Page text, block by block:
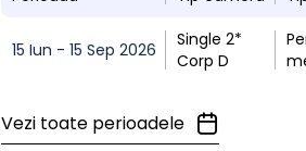
15 Iun - 15 Sep 2026
Single 2*
Corp D
Vezi toate perioadele